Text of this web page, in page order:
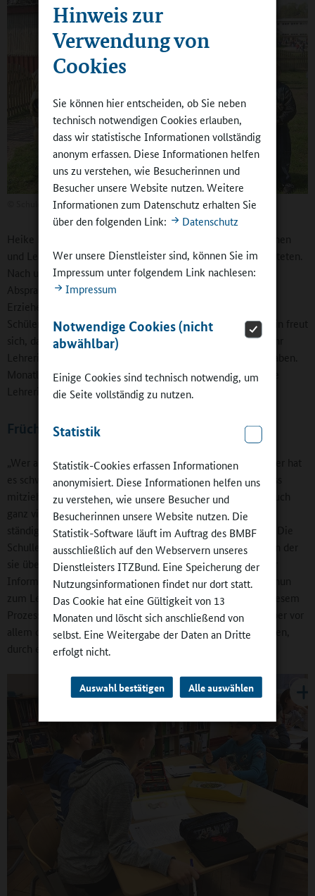
Hinweis zur
Verwendung von
Cookies
Sie können hier entscheiden, ob Sie neben
technisch notwendigen Cookies erlauben,
dass wir statistische Informationen vollständig
anonym erfassen. Diese Informationen helfen
uns zu verstehen, wie Besucherinnen und
Besucher unsere Website nutzen. Weitere
Informationen zum Datenschutz erhalten Sie
über den folgenden Link:
Datenschutz
Wer unsere Dienstleister sind, können Sie im
Impressum unter folgendem Link nachlesen:
Impressum
Notwendige Cookies (nicht
abwählbar)
Einige Cookies sind technisch notwendig, um
die Seite vollständig zu nutzen.
Statistik
Statistik-Cookies erfassen Informationen
anonymisiert. Diese Informationen helfen uns
zu verstehen, wie unsere Besucher und
Besucherinnen unsere Website nutzen. Die
Statistik-Software läuft im Auftrag des BMBF
ausschließlich auf den Webservern unseres
Dienstleisters ITZBund. Eine Speicherung der
Nutzungsinformationen findet nur dort statt.
Das Cookie hat eine Gültigkeit von 13
Monaten und löscht sich anschließend von
selbst. Eine Weitergabe der Daten an Dritte
erfolgt nicht.
Auswahl bestätigen Alle auswählen
Schule am Sandsteinweg
Heike Hertha führte Teamstunden ein, die für alle Lehrerinnen
und Lehrer eine zusätzliche freiwillige Stunde Arbeit bedeuteten.
Nach und nach machte die Runde, dass die gemeinsamen
Absprachen und Vorbereitungen von Lehrkräften und
Erzieherinnen eine Entlastung darstellen und vor allen den
Schülerinnen und Schülern zugutekommen. Die Schulleiterin freut
sich, dass sich „wie in einem Schneeballsystem“ immer mehr
Lehrerinnen und Lehrer den Teamstunden angeschlossen haben.
Monatlich finden außerdem gemeinsame Infotreffen für die
Lehrerinnen und die Erzieherinnen statt.
Früchte der Anstrengung
„Wer an unserer Schule nur Dienst nach Vorschrift macht, der hat
es schwer“, gibt Heike Hertha zu. „Wer hier hinkommt, muss
mitziehen. Wenn man sich einbringt, bekommt man aber auch
ganz viel zurück.“ Wichtig war und ist auf diesem Weg die
ständige Transparenz für alle Beteiligten, was vor sich geht. Die
Schulleiterin schreibt jetzt wöchentlich eine Rund-E-Mail, in der
sie über Aktuelles informiert. Auch die Homepage dient zur
Informationsweitergabe. OGB-Leiterin Sabine Klemm, die nun
zum Leitungsteam der Schule gehört, erzählt, dass „es in diesem
Prozess immens vieler Gespräche“ bedurfte. Wichtig war aber vor
allem das „Vorleben dessen, was wir zusammen ausprobierten,
durch einzelne Teams von Erzieherinnen und Lehrerinnen“.